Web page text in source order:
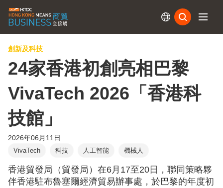
創新及科技
24家香港初創亮相巴黎
VivaTech 2026「香港科
技館」
2026年06月11日
VivaTech 科技 人工智能 機械人
香港貿發局（貿發局）在6月17至20日，聯同策略夥
伴香港駐布魯塞爾經濟貿易辦事處，於巴黎的年度初